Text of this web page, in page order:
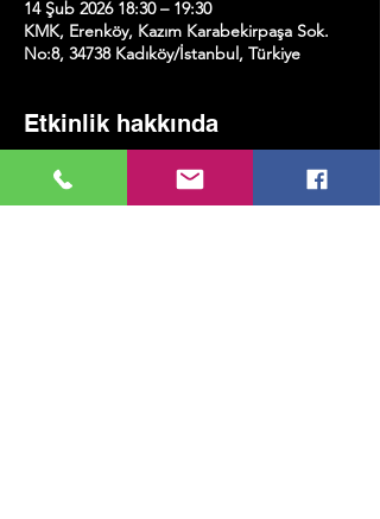
14 Şub 2026 18:30 – 19:30
KMK, Erenköy, Kazım Karabekirpaşa Sok.
No:8, 34738 Kadıköy/İstanbul, Türkiye
Etkinlik hakkında
Aynı günün akşamında sahne tarafında
“Çello & Sıcak Şarap” etkinliği